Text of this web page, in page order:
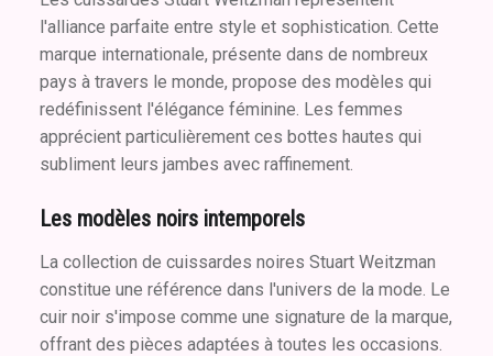
l'alliance parfaite entre style et sophistication. Cette
marque internationale, présente dans de nombreux
pays à travers le monde, propose des modèles qui
redéfinissent l'élégance féminine. Les femmes
apprécient particulièrement ces bottes hautes qui
subliment leurs jambes avec raffinement.
Les modèles noirs intemporels
La collection de cuissardes noires Stuart Weitzman
constitue une référence dans l'univers de la mode. Le
cuir noir s'impose comme une signature de la marque,
offrant des pièces adaptées à toutes les occasions.